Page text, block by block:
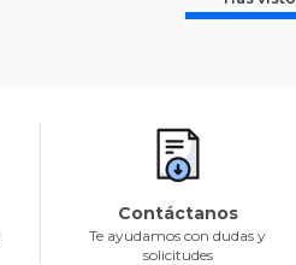
Contáctanos
Te ayudamos con dudas y
solicitudes